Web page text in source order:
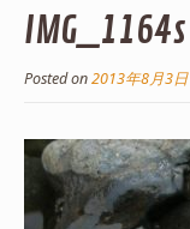
IMG_1164s
Posted on2013年8月3日